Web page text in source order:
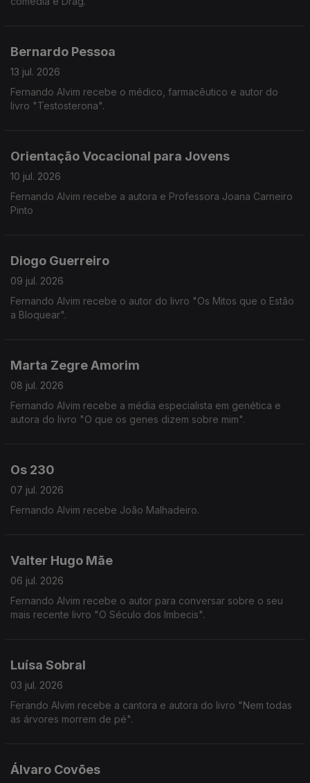
Bernardo Pessoa
13 jul. 2026
Fernando Alvim recebe o médico, farmacêutico e autor do
livro "Testosterona".
Orientação Vocacional para Jovens
10 jul. 2026
Fernando Alvim recebe a autora e Professora Joana Carneiro
Pinto
Diogo Guerreiro
09 jul. 2026
Fernando Alvim recebe o autor do livro "Os Mitos que o Estão
a Bloquear".
Marta Zegre Amorim
08 jul. 2026
Fernando Alvim recebe a média especialista em genética e
autora do livro "O que os genes dizem sobre mim".
Os 230
07 jul. 2026
Fernando Alvim recebe João Malhadeiro.
Valter Hugo Mãe
06 jul. 2026
Fernando Alvim recebe o autor para conversar sobre o seu
mais recente livro "O Século dos Imbecis".
Luísa Sobral
03 jul. 2026
Ferando Alvim recebe a cantora e autora do livro "Nem todas
as árvores morrem de pé".
Álvaro Covões